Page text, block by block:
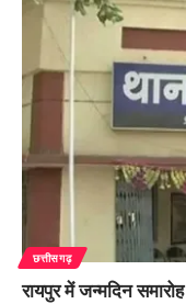
छत्तीसगढ़
रायपुर में जन्मदिन